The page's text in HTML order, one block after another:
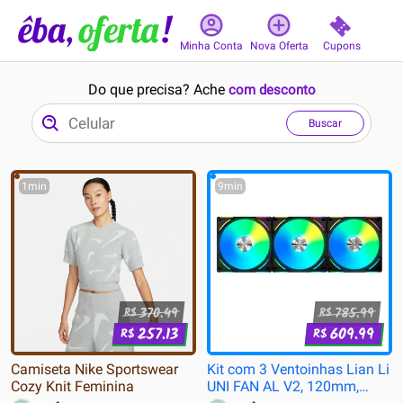
Minha Conta Nova Oferta Cupons
Do que precisa? Ache com desconto
Buscar
1min
R$370.49
R$257.13
Camiseta Nike Sportswear
Cozy Knit Feminina
9min
R$785.99
R$609.99
Kit com 3 Ventoinhas Lian Li
UNI FAN AL V2, 120mm,